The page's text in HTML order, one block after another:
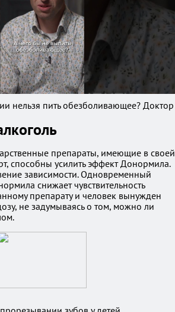
нeльзя пить обезболивающее? Доктор
препараты, имеющие в своей
способны усилить эффект Донормила.
зависимости. Одновременный
снижает чувствительность
препарату и человек вынужден
не задумываясь о том, можно ли